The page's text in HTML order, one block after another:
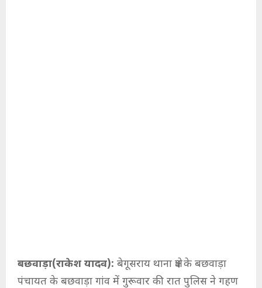
बछवाड़ा(राकेश यादव): बेगूसराय थाना क्षेत्र के बछवाड़ा
पंचायत के बछवाड़ा गांव में गुरूवार की रात पुलिस ने गहण